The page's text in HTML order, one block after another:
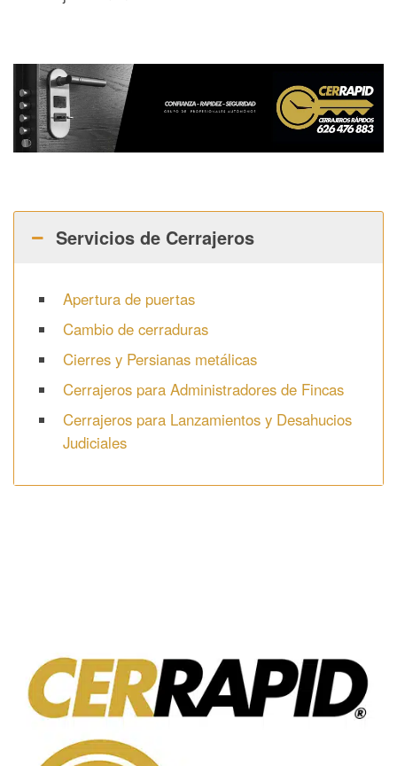
Servicios de Cerrajeros
Apertura de puertas
Cambio de cerraduras
Cierres y Persianas metálicas
Cerrajeros para Administradores de Fincas
Cerrajeros para Lanzamientos y Desahucios
Judiciales